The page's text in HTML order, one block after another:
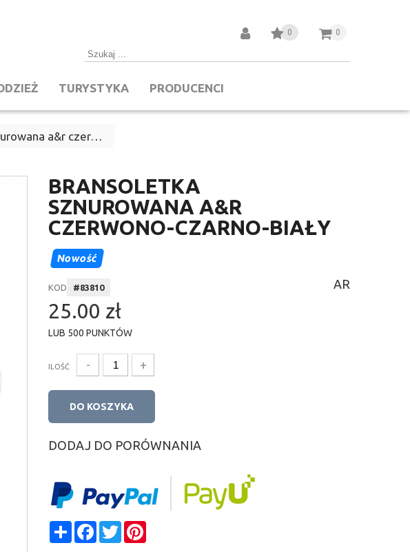
0
0
TURYSTYKA PRODUCENCI
a&r czer…
BRANSOLETKA
SZNUROWANA A&R
CZERWONO-CZARNO-BIAŁY
Nowość
KOD #83810 AR
25.00 zł
LUB 500 PUNKTÓW
ILOŚĆ - +
DO KOSZYKA
DODAJ DO PORÓWNANIA
ShareFacebook
Twitter